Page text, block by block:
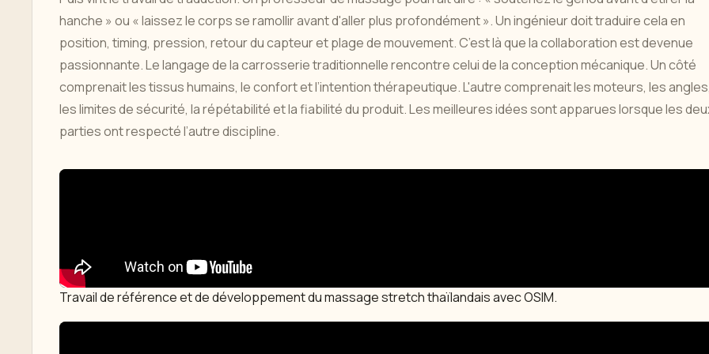
hanche » ou « laissez le corps se ramollir avant d'aller plus profondément ». Un ingénieur doit traduire cela en
position, timing, pression, retour du capteur et plage de mouvement. C’est là que la collaboration est devenue
passionnante. Le langage de la carrosserie traditionnelle rencontre celui de la conception mécanique. Un côté
comprenait les tissus humains, le confort et l’intention thérapeutique. L'autre comprenait les moteurs, les
les limites de sécurité, la répétabilité et la fiabilité du produit. Les meilleures idées sont apparues lorsque les
parties ont respecté l’autre discipline.
Travail de référence et de développement du massage stretch thaïlandais avec OSIM.